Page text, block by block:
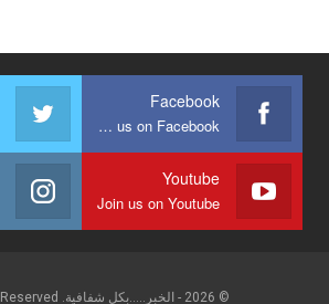
Facebook
Join us on Facebook
Youtube
Join us on Youtube
© 2026 - الخبر.....بكل شفافية. All Rights Reserved.